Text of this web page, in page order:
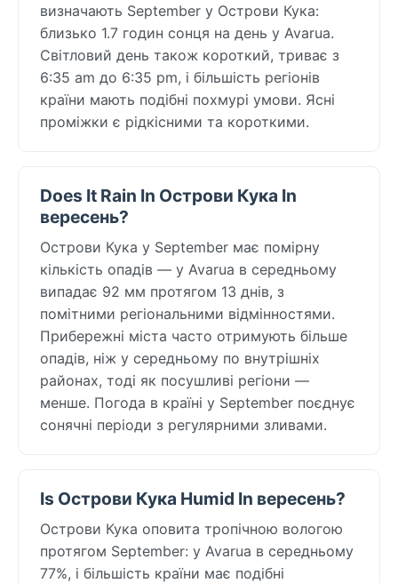
визначають September у Острови Кука:
близько 1.7 годин сонця на день у Avarua.
Світловий день також короткий, триває з
6:35 am до 6:35 pm, і більшість регіонів
країни мають подібні похмурі умови. Ясні
проміжки є рідкісними та короткими.
Does It Rain In Острови Кука In
вересень?
Острови Кука у September має помірну
кількість опадів — у Avarua в середньому
випадає 92 мм протягом 13 днів, з
помітними регіональними відмінностями.
Прибережні міста часто отримують більше
опадів, ніж у середньому по внутрішніх
районах, тоді як посушливі регіони —
менше. Погода в країні у September поєднує
сонячні періоди з регулярними зливами.
Is Острови Кука Humid In вересень?
Острови Кука оповита тропічною вологою
протягом September: у Avarua в середньому
77%, і більшість країни має подібні